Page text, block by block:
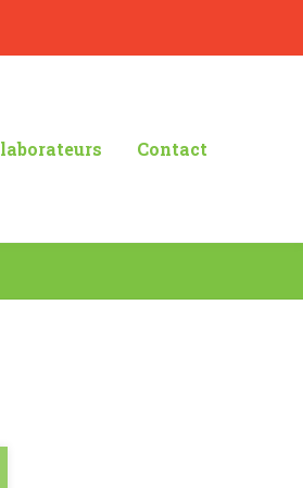
Contact